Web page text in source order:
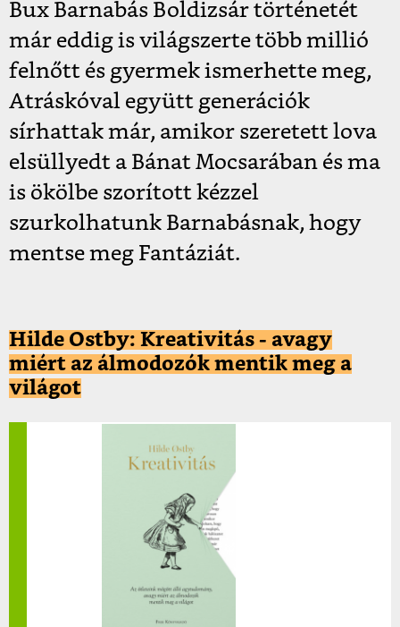
Bux Barnabás Boldizsár történetét
már eddig is világszerte több millió
felnőtt és gyermek ismerhette meg,
Atráskóval együtt generációk
sírhattak már, amikor szeretett lova
elsüllyedt a Bánat Mocsarában és ma
is ökölbe szorított kézzel
szurkolhatunk Barnabásnak, hogy
mentse meg Fantáziát.
Hilde Ostby: Kreativitás - avagy
miért az álmodozók mentik meg a
világot